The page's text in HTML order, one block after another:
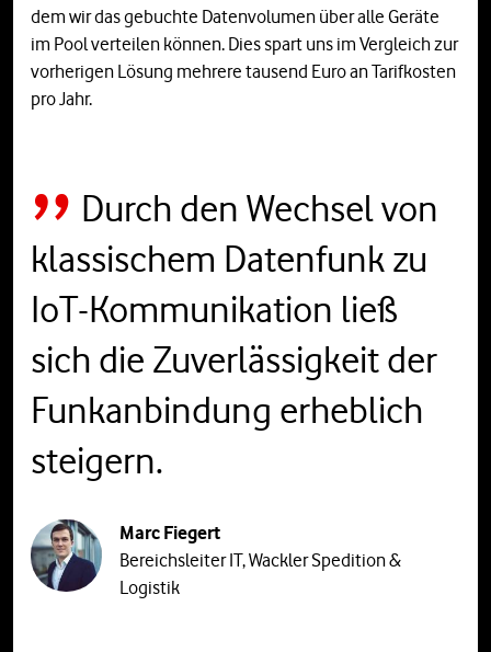
dem wir das gebuchte Datenvolumen über alle Geräte
im Pool verteilen können. Dies spart uns im Vergleich zur
vorherigen Lösung mehrere tausend Euro an Tarifkosten
pro Jahr.
Durch den Wechsel von
klassischem Datenfunk zu
IoT-Kommunikation ließ
sich die Zuverlässigkeit der
Funkanbindung erheblich
steigern.
Marc Fiegert
Bereichsleiter IT, Wackler Spedition &
Logistik